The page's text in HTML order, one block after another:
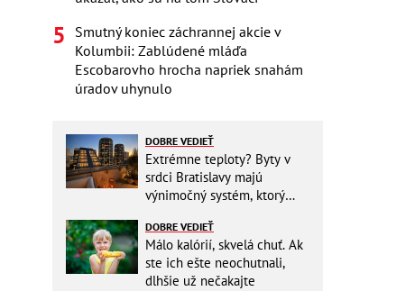
Smutný koniec záchrannej akcie v
Kolumbii: Zablúdené mláďa
Escobarovho hrocha napriek snahám
úradov uhynulo
DOBRE VEDIEŤ
Extrémne teploty? Byty v
srdci Bratislavy majú
výnimočný systém, ktorý
DOBRE VEDIEŤ
Málo kalórií, skvelá chuť. Ak
ste ich ešte neochutnali,
dlhšie už nečakajte